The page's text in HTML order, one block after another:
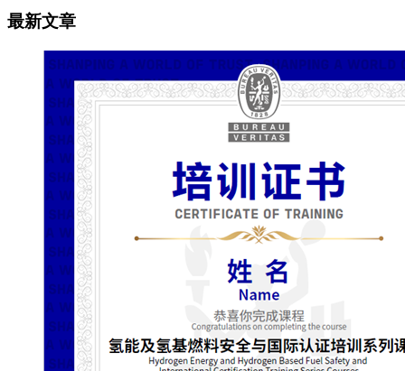
最新文章